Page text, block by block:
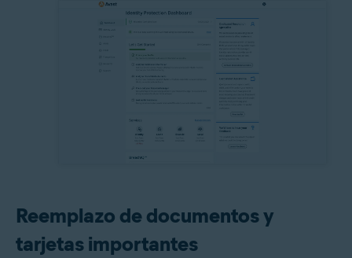
Reemplazo de documentos y
tarjetas importantes